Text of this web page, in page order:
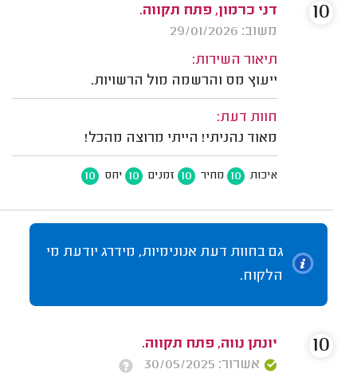
דני כרמון, פתח תקווה.
משוב: 29/01/2026
תיאור השירות:
ייעוץ מס והרשמה מול הרשויות.
חוות דעת:
מאוד נהניתי! הייתי מרוצה מהכל!
איכות 10 מחיר 10 זמנים 10 יחס 10
10
גם בחוות דעת אנונימיות, מידרג יודעת מי
הלקוח.
יונתן נווה, פתח תקווה.
אשרור: 30/05/2025
10